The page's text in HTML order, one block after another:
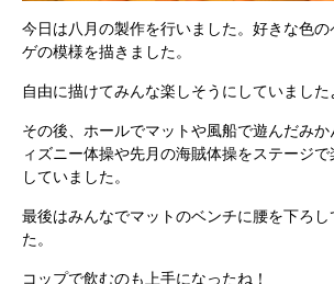
今日は八月の製作を行いました。好きな色の
ゲの模様を描きました。
自由に描けてみんな楽しそうにしていました
その後、ホールでマットや風船で遊んだみ
ィズニー体操や先月の海賊体操をステージで
していました。
最後はみんなでマットのベンチに腰を下ろし
た。
コップで飲むのも上手になったね！